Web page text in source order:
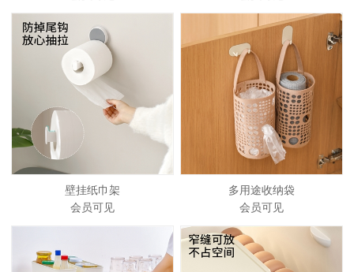
壁挂纸巾架
会员可见
多用途收纳袋
会员可见